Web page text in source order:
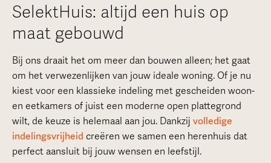
SelektHuis: altijd een huis op
maat gebouwd
Bij ons draait het om meer dan bouwen alleen; het gaat
om het verwezenlijken van jouw ideale woning. Of je nu
kiest voor een klassieke indeling met gescheiden woon-
en eetkamers of juist een moderne open plattegrond
wilt, de keuze is helemaal aan jou. Dankzij volledige
indelingsvrijheid creëren we samen een herenhuis dat
perfect aansluit bij jouw wensen en leefstijl.